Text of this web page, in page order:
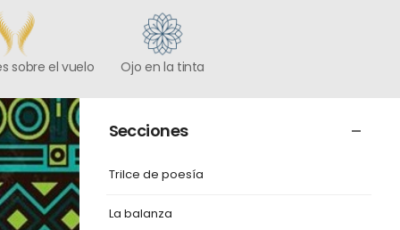
sobre el vuelo Ojo en la tinta
Secciones
Trilce de poesía
La balanza